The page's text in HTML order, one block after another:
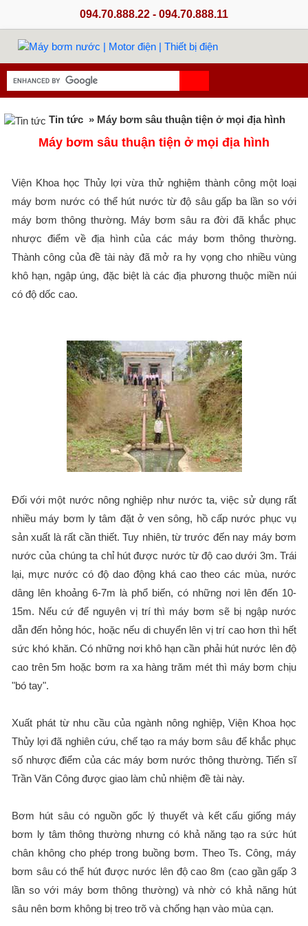
094.70.888.22 - 094.70.888.11
Tin tức » Máy bơm sâu thuận tiện ở mọi địa hình
Máy bơm sâu thuận tiện ở mọi địa hình
Viện Khoa học Thủy lợi vừa thử nghiệm thành công một loại
máy bơm nước có thể hút nước từ độ sâu gấp ba lần so với
máy bơm thông thường. Máy bơm sâu ra đời đã khắc phục
nhược điểm về địa hình của các máy bơm thông thường.
Thành công của đề tài này đã mở ra hy vọng cho nhiều vùng
khô hạn, ngập úng, đặc biệt là các địa phương thuộc miền núi
có độ dốc cao.
Đối với một nước nông nghiệp như nước ta, việc sử dụng rất
nhiều máy bơm ly tâm đặt ở ven sông, hồ cấp nước phục vụ
sản xuất là rất cần thiết. Tuy nhiên, từ trước đến nay máy bơm
nước của chúng ta chỉ hút được nước từ độ cao dưới 3m. Trái
lại, mực nước có độ dao động khá cao theo các mùa, nước
dâng lên khoảng 6-7m là phổ biến, có những nơi lên đến 10-
15m. Nếu cứ để nguyên vị trí thì máy bơm sẽ bị ngập nước
dẫn đến hỏng hóc, hoặc nếu di chuyển lên vị trí cao hơn thì hết
sức khó khăn. Có những nơi khô hạn cần phải hút nước lên độ
cao trên 5m hoặc bơm ra xa hàng trăm mét thì máy bơm chịu
"bó tay".
Xuất phát từ nhu cầu của ngành nông nghiệp, Viện Khoa học
Thủy lợi đã nghiên cứu, chế tạo ra máy bơm sâu để khắc phục
số nhược điểm của các máy bơm nước thông thường. Tiến sĩ
Trần Văn Công được giao làm chủ nhiệm đề tài này.
Bơm hút sâu có nguồn gốc lý thuyết và kết cấu giống máy
bơm ly tâm thông thường nhưng có khả năng tạo ra sức hút
chân không cho phép trong buồng bơm. Theo Ts. Công, máy
bơm sâu có thể hút được nước lên độ cao 8m (cao gần gấp 3
lần so với máy bơm thông thường) và nhờ có khả năng hút
sâu nên bơm không bị treo trõ và chống hạn vào mùa cạn.